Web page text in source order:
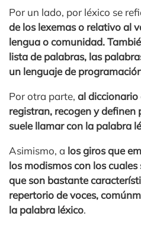
Por un lado, por léxico se
de los lexemas o relativo al
lengua o comunidad.
lista de palabras, las
un lenguaje de
Por otra parte, al diccionario
registran, recogen y definen
suele llamar con la palabra
Asimismo, a los giros que
los modismos con los
que son bastante
repertorio de voces,
la palabra léxico.